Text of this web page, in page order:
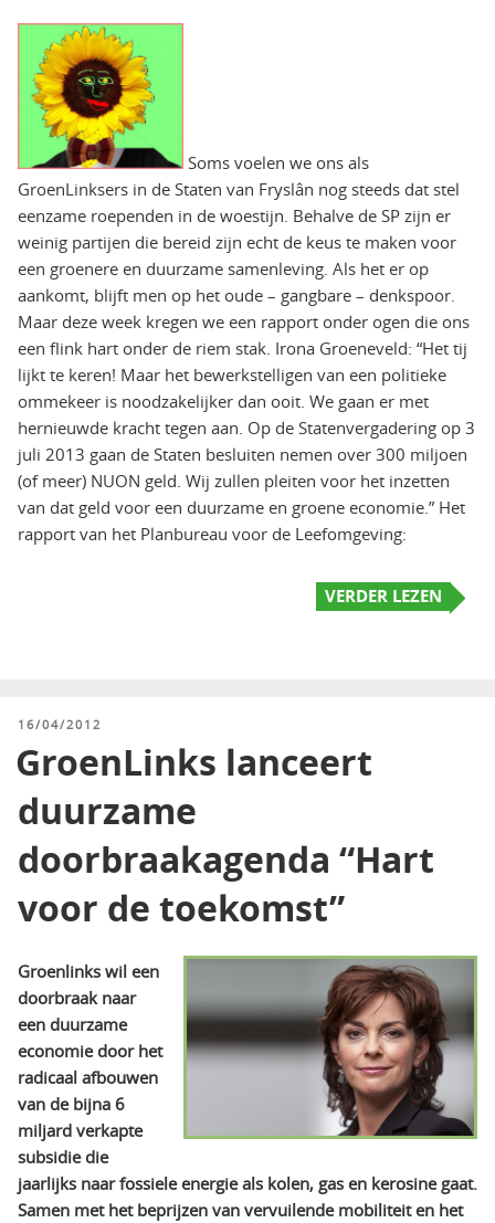
Soms voelen we ons als
GroenLinksers in de Staten van Fryslân nog steeds dat stel
eenzame roependen in de woestijn. Behalve de SP zijn er
weinig partijen die bereid zijn echt de keus te maken voor
een groenere en duurzame samenleving. Als het er op
aankomt, blijft men op het oude – gangbare – denkspoor.
Maar deze week kregen we een rapport onder ogen die ons
een flink hart onder de riem stak. Irona Groeneveld: “Het tij
lijkt te keren! Maar het bewerkstelligen van een politieke
ommekeer is noodzakelijker dan ooit. We gaan er met
hernieuwde kracht tegen aan. Op de Statenvergadering op 3
juli 2013 gaan de Staten besluiten nemen over 300 miljoen
(of meer) NUON geld. Wij zullen pleiten voor het inzetten
van dat geld voor een duurzame en groene economie.” Het
rapport van het Planbureau voor de Leefomgeving:
VERDER LEZEN
GEPLAATST
16/04/2012
GroenLinks lanceert
duurzame
doorbraakagenda “Hart
voor de toekomst”
Groenlinks wil een
doorbraak naar
een duurzame
economie door het
radicaal afbouwen
van de bijna 6
miljard verkapte
subsidie die
jaarlijks naar fossiele energie als kolen, gas en kerosine gaat.
Samen met het beprijzen van vervuilende mobiliteit en het